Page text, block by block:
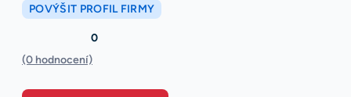
POVÝŠIT PROFIL FIRMY
0
(0 hodnocení)